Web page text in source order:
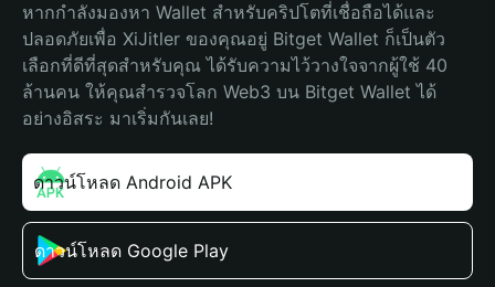
หากกำลังมองหา Wallet สำหรับคริปโตที่เชื่อถือได้และ
ปลอดภัยเพื่อ XiJitler ของคุณอยู่ Bitget Wallet ก็เป็นตัว
เลือกที่ดีที่สุดสำหรับคุณ ได้รับความไว้วางใจจากผู้ใช้ 40
ล้านคน ให้คุณสำรวจโลก Web3 บน Bitget Wallet ได้
อย่างอิสระ มาเริ่มกันเลย!
ดาวน์โหลด Android APK
ดาวน์โหลด Google Play